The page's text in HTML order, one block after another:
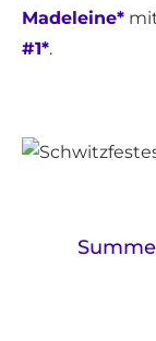
Madeleine*
#1*.